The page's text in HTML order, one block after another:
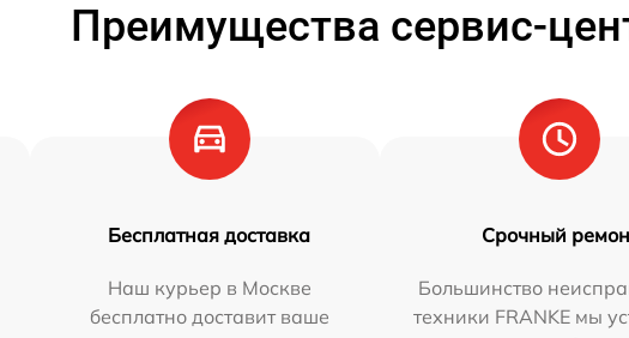
Преимущества сервис-
Бесплатная доставка
Наш курьер в Москве
бесплатно доставит ваше
Срочный
Большинство
техники FRANKE мы